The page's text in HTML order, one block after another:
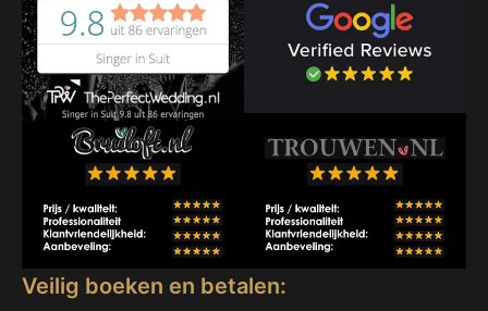
Veilig boeken en betalen: